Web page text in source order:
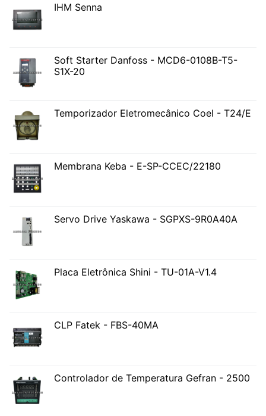
IHM Senna
Soft Starter Danfoss - MCD6-0108B-T5-
S1X-20
Temporizador Eletromecânico Coel - T24/E
Membrana Keba - E-SP-CCEC/22180
Servo Drive Yaskawa - SGPXS-9R0A40A
Placa Eletrônica Shini - TU-01A-V1.4
CLP Fatek - FBS-40MA
Controlador de Temperatura Gefran - 2500